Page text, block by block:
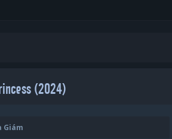
(2024)
Giám